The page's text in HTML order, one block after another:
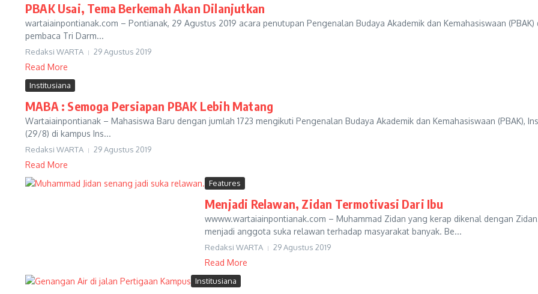
PBAK Usai, Tema Berkemah Akan Dilanjutkan
wartaiainpontianak.com – Pontianak, 29 Agustus 2019 acara penutupan Pengenalan Budaya Akademik dan Kemahasiswaan
pembaca Tri Darm...
Redaksi WARTA 29 Agustus 2019
Read More
Institusiana
MABA : Semoga Persiapan PBAK Lebih Matang
Wartaiainpontianak – Mahasiswa Baru dengan jumlah 1723 mengikuti Pengenalan Budaya Akademik dan Kemahasiswaan (PBAK),
(29/8) di kampus Ins...
Redaksi WARTA 29 Agustus 2019
Read More
Features
Menjadi Relawan, Zidan Termotivasi Dari Ibu
wwww.wartaiainpontianak.com – Muhammad Zidan yang kerap dikenal dengan
menjadi anggota suka relawan terhadap masyarakat banyak. Be...
Redaksi WARTA 29 Agustus 2019
Read More
Institusiana